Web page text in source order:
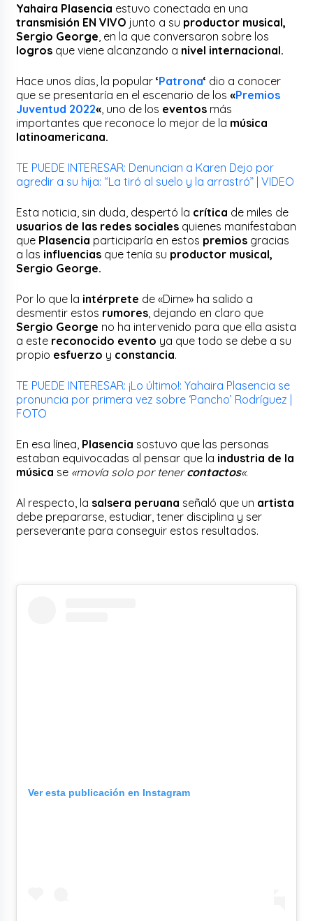
Yahaira Plasencia estuvo conectada en una
transmisión EN VIVO junto a su productor musical,
Sergio George , en la que conversaron sobre los
logros que viene alcanzando a nivel internacional.
Hace unos días, la popular‘Patrona‘ dio a conocer
que se presentaría en el escenario de los«Premios
Juventud 2022« , uno de los eventos más
importantes que reconoce lo mejor de la música
latinoamericana.
TE PUEDE INTERESAR: Denuncian a Karen Dejo por
agredir a su hija: “La tiró al suelo y la arrastró” | VIDEO
Esta noticia, sin duda, despertó la crítica de miles de
usuarios de las redes sociales quienes manifestaban
que Plasencia participaría en estos premios gracias
a las influencias que tenía su productor musical,
Sergio George.
Por lo que la intérprete de «Dime» ha salido a
desmentir estos rumores , dejando en claro que
Sergio George no ha intervenido para que ella asista
a este reconocido evento ya que todo se debe a su
propio esfuerzo y constancia.
TE PUEDE INTERESAR: ¡Lo último!: Yahaira Plasencia se
pronuncia por primera vez sobre ‘Pancho’ Rodríguez |
FOTO
En esa línea, Plasencia sostuvo que las personas
estaban equivocadas al pensar que la industria de la
música se «movía solo por tenercontactos«.
Al respecto, la salsera peruana señaló que un artista
debe prepararse, estudiar, tener disciplina y ser
perseverante para conseguir estos resultados.
Ver esta publicación en Instagram